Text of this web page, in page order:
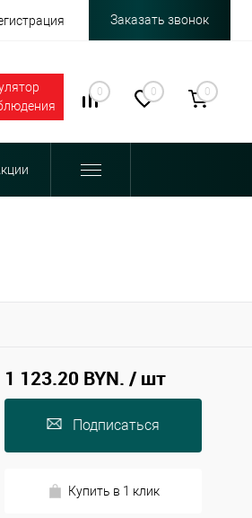
Заказать звонок
0 0 0
1 123.20 BYN. / шт
Подписаться
Купить в 1 клик